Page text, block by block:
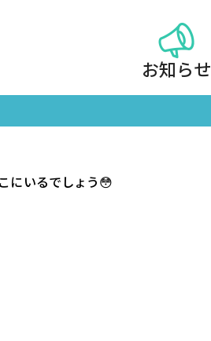
お知らせ
にいるでしょう😳